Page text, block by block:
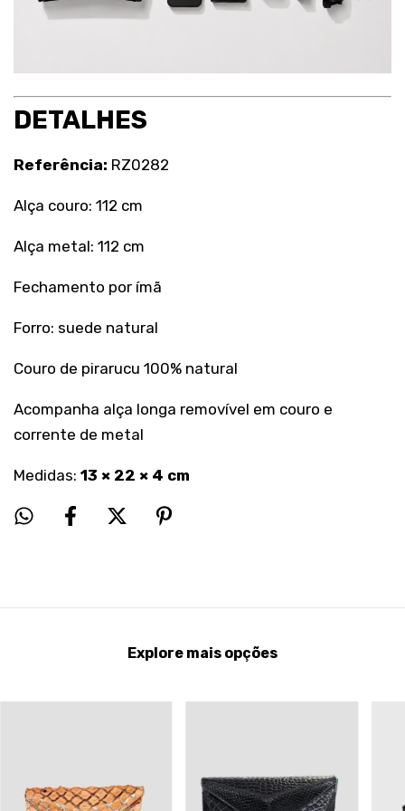
DETALHES
Referência: RZ0282
Alça couro: 112 cm
Alça metal: 112 cm
Fechamento por ímã
Forro: suede natural
Couro de pirarucu 100% natural
Acompanha alça longa removível em couro e
corrente de metal
Medidas: 13 × 22 × 4 cm
Explore mais opções